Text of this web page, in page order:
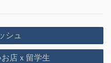
シュ
店ｘ留学生